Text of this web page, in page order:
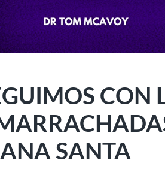
CON
SANTA